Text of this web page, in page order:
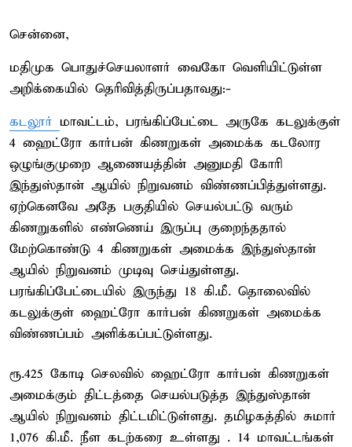
சென்னை,
மதிமுக பொதுச்செயலாளர் வைகோ வெளியிட்டுள்ள
அறிக்கையில் தெரிவித்திருப்பதாவது:-
கடலூர் மாவட்டம், பரங்கிப்பேட்டை அருகே கடலுக்குள்
4 ஹைட்ரோ கார்பன் கிணறுகள் அமைக்க கடலோர
ஒழுங்குமுறை ஆணையத்தின் அனுமதி கோரி
இந்துஸ்தான் ஆயில் நிறுவனம் விண்ணப்பித்துள்ளது.
ஏற்கெனவே அதே பகுதியில் செயல்பட்டு வரும்
கிணறுகளில் எண்ணெய் இருப்பு குறைந்ததால்
மேற்கொண்டு 4 கிணறுகள் அமைக்க இந்துஸ்தான்
ஆயில் நிறுவனம் முடிவு செய்துள்ளது.
பரங்கிப்பேட்டையில் இருந்து 18 கி.மீ. தொலைவில்
கடலுக்குள் ஹைட்ரோ கார்பன் கிணறுகள் அமைக்க
விண்ணப்பம் அளிக்கப்பட்டுள்ளது.
ரூ.425 கோடி செலவில் ஹைட்ரோ கார்பன் கிணறுகள்
அமைக்கும் திட்டத்தை செயல்படுத்த இந்துஸ்தான்
ஆயில் நிறுவனம் திட்டமிட்டுள்ளது. தமிழகத்தில் சுமார்
1,076 கி.மீ. நீள கடற்கரை உள்ளது . 14 மாவட்டங்கள்